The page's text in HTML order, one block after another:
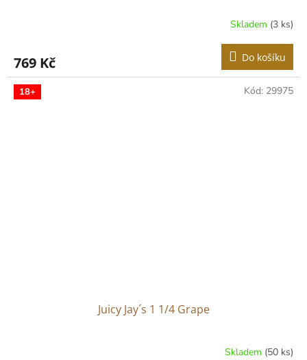
je
5,0
5
Skladem (3 ks)
769 Kč Do košíku
18+
Juicy Jay´s 1 1/4 Grape
Skladem (50 ks)
Kód: 29975